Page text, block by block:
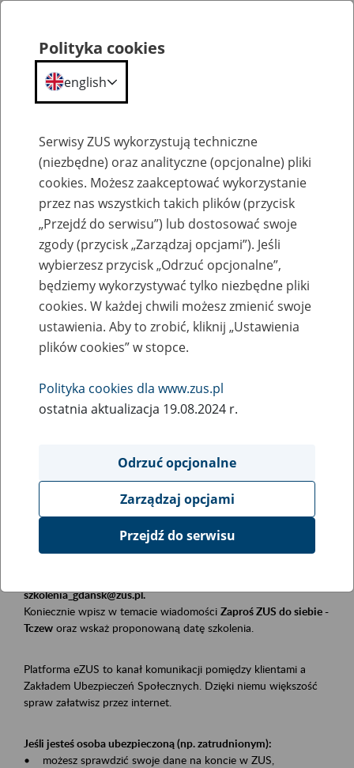
Szkolenia
Zaproś ZUS do siebie: eZUS, wizyty
rezerwowane, e-wizyty, Aktywni 50+
Rodzaj wydarzenia
Szkolenia
Płatnicy, ubezpieczeni, świadczeniobiorcy
Event description
Szkolenie stacjonarne w siedzibie firmy, instytucji, urzędu.
szkolenia_gdansk@zus.pl.
Koniecznie wpisz w temacie wiadomości Zaproś ZUS do siebie -
Tczew oraz wskaż proponowaną datę szkolenia.
Platforma eZUS to kanał komunikacji pomiędzy klientami a
Zakładem Ubezpieczeń Społecznych. Dzięki niemu większość
spraw załatwisz przez internet.
Jeśli jesteś osoba ubezpieczoną (np. zatrudnionym):
• możesz sprawdzić swoje dane na koncie w ZUS,
Polityka cookies
english
Serwisy ZUS wykorzystują techniczne
(niezbędne) oraz analityczne (opcjonalne) pliki
cookies. Możesz zaakceptować wykorzystanie
przez nas wszystkich takich plików (przycisk
„Przejdź do serwisu”) lub dostosować swoje
zgody (przycisk „Zarządzaj opcjami”). Jeśli
wybierzesz przycisk „Odrzuć opcjonalne”,
będziemy wykorzystywać tylko niezbędne pliki
cookies. W każdej chwili możesz zmienić swoje
ustawienia. Aby to zrobić, kliknij „Ustawienia
plików cookies” w stopce.
Polityka cookies dla www.zus.pl
ostatnia aktualizacja 19.08.2024 r.
Odrzuć opcjonalne
Zarządzaj opcjami
Przejdź do serwisu